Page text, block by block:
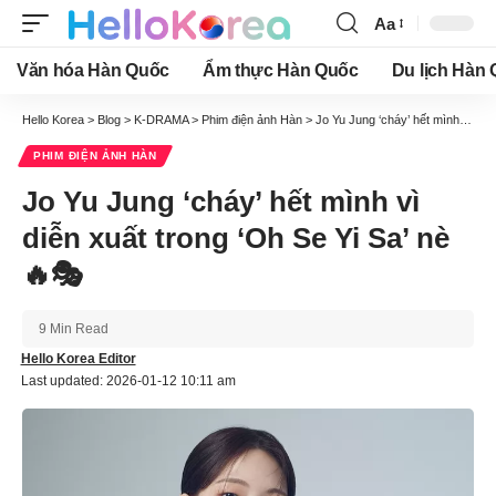
Font
Resizer
Aa
Văn hóa Hàn Quốc Ẩm thực Hàn Quốc Du lịch Hàn
Hello Korea > Blog > K-DRAMA> Phim điện ảnh Hàn > Jo Yu Jung ‘cháy’ hết mình vì diễn xuất trong ‘Oh Se Yi Sa’ nè 🔥🎭
PHIM ĐIỆN ẢNH HÀN
Jo Yu Jung ‘cháy’ hết mình vì
diễn xuất trong ‘Oh Se Yi Sa’ nè
🔥🎭
Last updated: 2026-01-12 10:11 am
Hello Korea Editor
9 Min Read